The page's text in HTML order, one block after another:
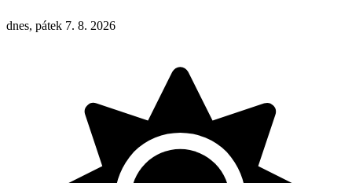
dnes, pátek 7. 8. 2026